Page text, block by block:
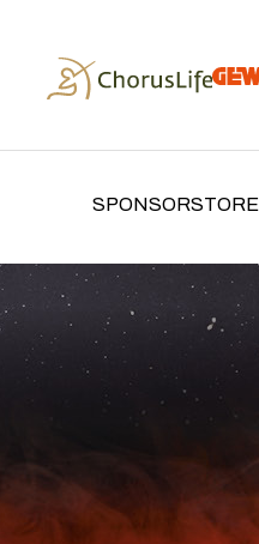
SPONSORSTORE